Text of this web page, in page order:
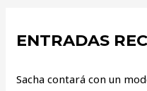
ENTRADAS
Sacha contará con un